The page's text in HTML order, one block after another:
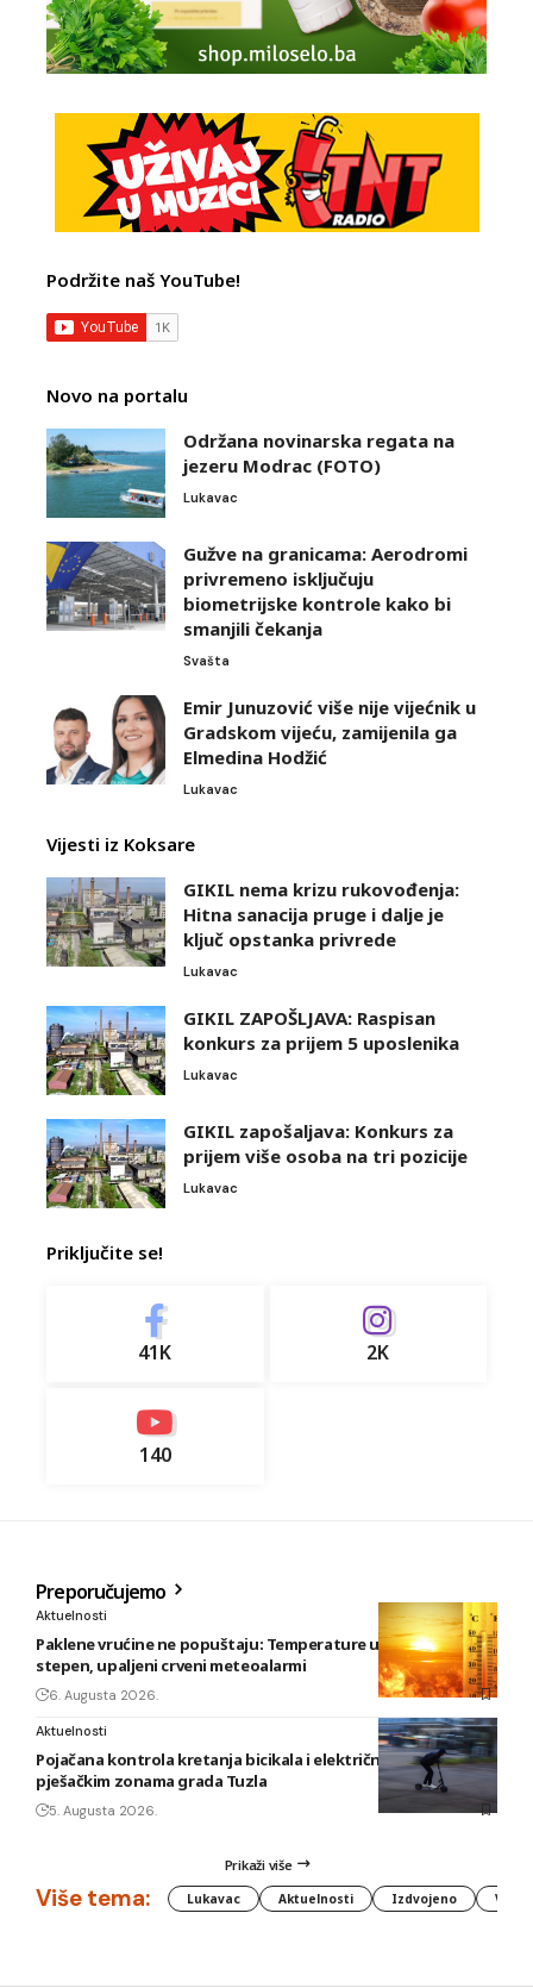
Podržite naš YouTube!
Novo na portalu
Održana novinarska regata na
jezeru Modrac (FOTO)
Lukavac
Gužve na granicama: Aerodromi
privremeno isključuju
biometrijske kontrole kako bi
smanjili čekanja
Svašta
Emir Junuzović više nije vijećnik u
Gradskom vijeću, zamijenila ga
Elmedina Hodžić
Lukavac
Vijesti iz Koksare
GIKIL nema krizu rukovođenja:
Hitna sanacija pruge i dalje je
ključ opstanka privrede
Lukavac
GIKIL ZAPOŠLJAVA: Raspisan
konkurs za prijem 5 uposlenika
Lukavac
GIKIL zapošaljava: Konkurs za
prijem više osoba na tri pozicije
Lukavac
Priključite se!
41K 2K
140
Preporučujemo
Aktuelnosti
Paklene vrućine ne popuštaju: Temperature u BiH i do 41
stepen, upaljeni crveni meteoalarmi
6. Augusta 2026.
Aktuelnosti
Pojačana kontrola kretanja bicikala i električnih romobila u
pješačkim zonama grada Tuzla
5. Augusta 2026.
Prikaži više
Više tema: Lukavac Aktuelnosti Izdvojeno